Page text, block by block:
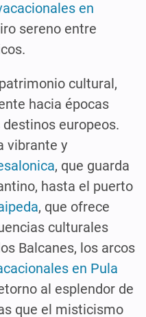
en
sereno entre
cultural,
hacia épocas
europeos.
vibrante y
, que guarda
hasta el puerto
, que ofrece
culturales
Balcanes, los arcos
en Pula
al esplendor de
que el misticismo